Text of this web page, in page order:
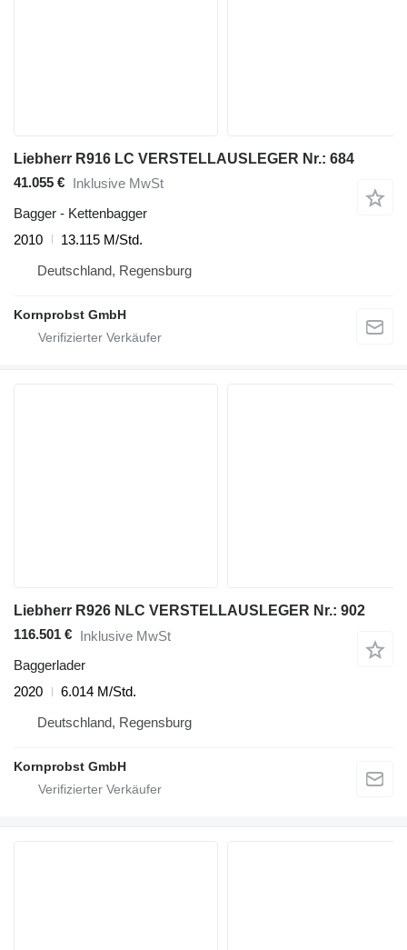
Liebherr R916 LC VERSTELLAUSLEGER Nr.: 684
41.055 €
Inklusive MwSt
Bagger - Kettenbagger
2010
13.115 M/Std.
Deutschland, Regensburg
Kornprobst GmbH
Liebherr R926 NLC VERSTELLAUSLEGER Nr.: 902
116.501 € Inklusive MwSt
Baggerlader
2020
6.014 M/Std.
Deutschland, Regensburg
Kornprobst GmbH